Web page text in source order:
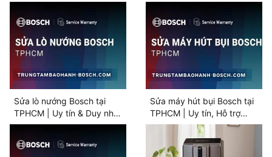
gần bạn
bạn
Sửa lò nướng Bosch tại
TPHCM | Uy tín & Duy nhất
[Hỗ trợ 24/7]
Sửa máy hút bụi Bosch tại
TPHCM | Uy tín, Hỗ trợ
nhanh